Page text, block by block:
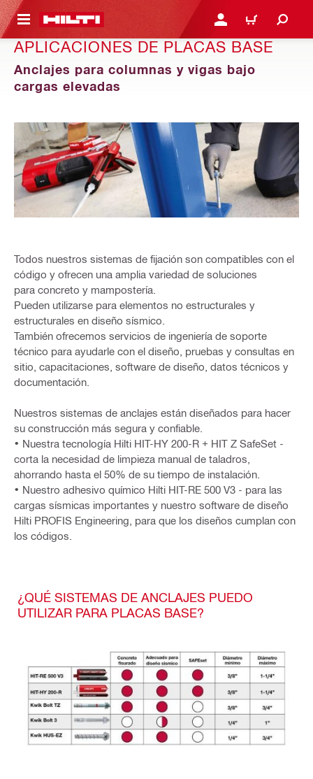
PRINCIPAL INICIE SESIÓN O
CARRITO
APLICACIONES DE PLACAS BASE
Anclajes para columnas y vigas bajo
cargas elevadas
Todos nuestros sistemas de fijación son compatibles con el
código y ofrecen una amplia variedad de soluciones
para concreto y mampostería.
Pueden utilizarse para elementos no estructurales y
estructurales en diseño sísmico.
También ofrecemos servicios de ingeniería de soporte
técnico para ayudarle con el diseño, pruebas y consultas en
sitio, capacitaciones, software de diseño, datos técnicos y
documentación.
Nuestros sistemas de anclajes están diseñados para hacer
su construcción más segura y confiable.
• Nuestra tecnología Hilti HIT-HY 200-R + HIT Z SafeSet -
corta la necesidad de limpieza manual de taladros,
ahorrando hasta el 50% de su tiempo de instalación.
• Nuestro adhesivo químico Hilti HIT-RE 500 V3 - para las
cargas sísmicas importantes y nuestro software de diseño
Hilti PROFIS Engineering, para que los diseños cumplan con
los códigos.
¿QUÉ SISTEMAS DE ANCLAJES PUEDO
UTILIZAR PARA PLACAS BASE?